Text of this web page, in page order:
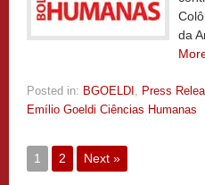
da
Posted in: BGOELDI , Press
Emílio Goeldi Ciências Humanas
1 2 Next »